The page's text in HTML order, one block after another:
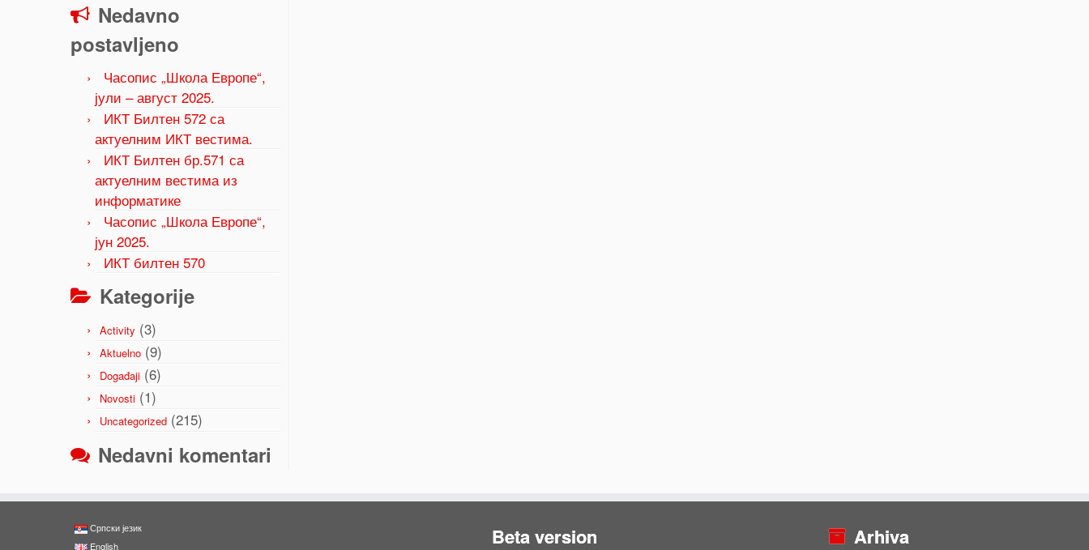
Nedavno
postavljeno
Часопис „Школа Европе“,
јули – август 2025.
ИКТ Билтен 572 са
актуелним ИКТ вестима.
ИКТ Билтен бр.571 са
актуелним вестима из
информатике
Часопис „Школа Европе“,
јун 2025.
ИКТ билтен 570
Kategorije
Activity (3)
Aktuelno (9)
Događaji (6)
Novosti (1)
Uncategorized (215)
Nedavni komentari
Српски језик
English
Beta version Arhiva